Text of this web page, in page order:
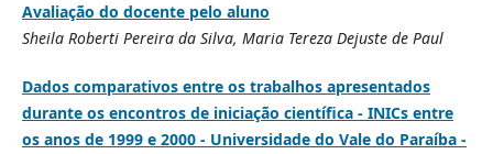
Avaliação do docente pelo aluno
Sheila Roberti Pereira da Silva, Maria Tereza Dejuste de Paul
Dados comparativos entre os trabalhos apresentados
durante os encontros de iniciação científica - INICs entre
os anos de 1999 e 2000 - Universidade do Vale do Paraíba -